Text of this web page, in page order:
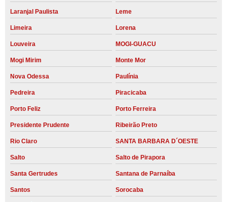
Laranjal Paulista Leme
Limeira Lorena
Louveira MOGI-GUACU
Mogi Mirim Monte Mor
Nova Odessa Paulínia
Pedreira Piracicaba
Porto Feliz Porto Ferreira
Presidente Prudente Ribeirão Preto
Rio Claro SANTA BARBARA D´OESTE
Salto Salto de Pirapora
Santa Gertrudes Santana de Parnaíba
Santos Sorocaba